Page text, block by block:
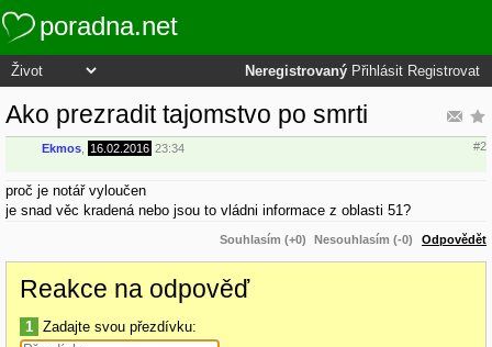
poradna.net
Neregistrovaný Přihlásit Registrovat
Ako prezradit tajomstvo po smrti
Ekmos 16.02.2016 23:34 #2
proč je notář vyloučen
je snad věc kradená nebo jsou to vládni informace z oblasti 51?
Souhlasím (+0) Nesouhlasím (-0) Odpovědět
Reakce na odpověď
1 Zadajte svou přezdívku: